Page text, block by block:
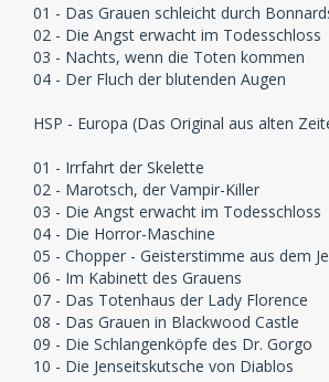
01 - Das Grauen schleicht durch
02 - Die Angst erwacht im Todesschloss
03 - Nachts, wenn die Toten kommen
04 - Der Fluch der blutenden Augen
HSP - Europa (Das Original aus alten
01 - Irrfahrt der Skelette
02 - Marotsch, der Vampir-Killer
03 - Die Angst erwacht im Todesschloss
04 - Die Horror-Maschine
05 - Chopper - Geisterstimme aus dem
06 - Im Kabinett des Grauens
07 - Das Totenhaus der Lady Florence
08 - Das Grauen in Blackwood Castle
09 - Die Schlangenköpfe des Dr. Gorgo
10 - Die Jenseitskutsche von Diablos